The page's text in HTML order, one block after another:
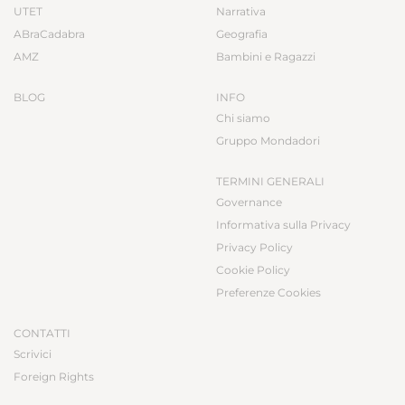
UTET
ABraCadabra
AMZ
BLOG
Narrativa
Geografia
Bambini e Ragazzi
INFO
Chi siamo
Gruppo Mondadori
TERMINI GENERALI
Governance
Informativa sulla Privacy
Privacy Policy
Cookie Policy
Preferenze Cookies
CONTATTI
Scrivici
Foreign Rights